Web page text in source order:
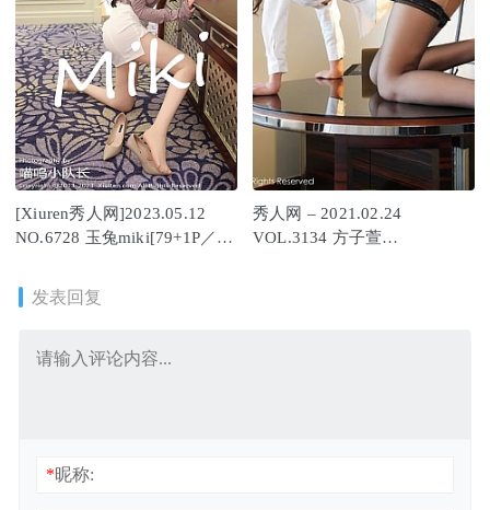
[Xiuren秀人网]2023.05.12
NO.6728 玉兔miki[79+1P／
秀人网 – 2021.02.24
VOL.3134 方子萱
发表回复
*昵称: